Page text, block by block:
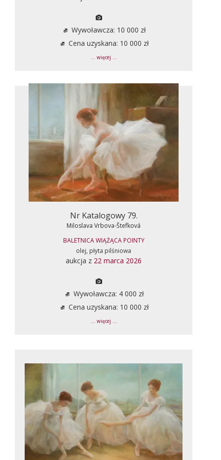
Wywoławcza: 10 000 zł
Cena uzyskana: 10 000 zł
... więcej ...
Nr Katalogowy 79.
Miloslava Vrbova-Štefková
BALETNICA WIĄŻĄCA POINTY
olej, płyta pilśniowa
aukcja z 22 marca 2026
Wywoławcza: 4 000 zł
Cena uzyskana: 10 000 zł
... więcej ...